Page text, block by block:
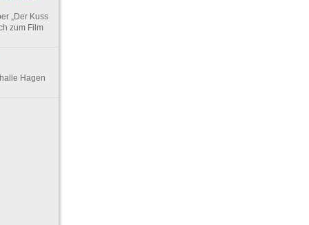
„Der Kuss
zum Film
Hagen